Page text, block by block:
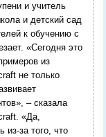
и учитель
и детский сад
к обучению с
«Сегодня это
из
не только
– сказала
«Да,
из-за того, что